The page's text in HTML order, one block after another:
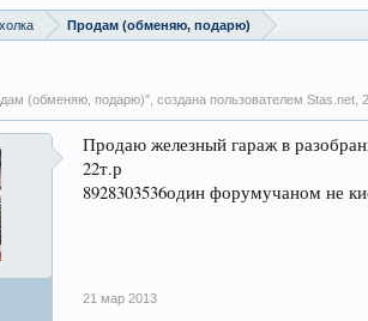
Продам (обменяю, подарю)
(обменяю, подарю)", создана пользователем Stas.net,
Продаю железный гараж в
22т.р
8928303536один форумучаном не
21 мар 2013